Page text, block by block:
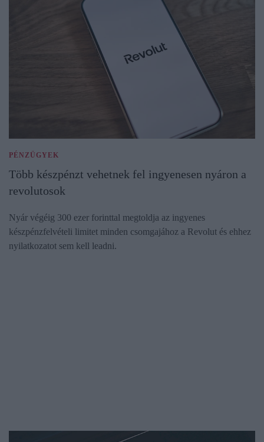
PÉNZÜGYEK
Több készpénzt vehetnek fel ingyenesen nyáron a
revolutosok
Nyár végéig 300 ezer forinttal megtoldja az ingyenes
készpénzfelvételi limitet minden csomgajához a Revolut és ehhez
nyilatkozatot sem kell leadni.